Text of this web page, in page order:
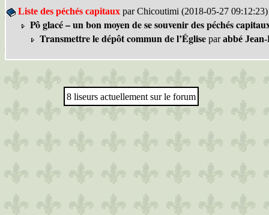
Liste des péchés capitaux par Chicoutimi (2018-05-27 09:12:23)
Pô glacé – un bon moyen de se souvenir des péchés
Transmettre le dépôt commun de l’Église parabbé
8 liseurs actuellement sur le forum